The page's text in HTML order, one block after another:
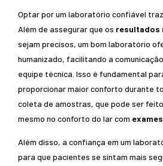
Optar por um laboratório confiável
Além de assegurar que os resultados
sejam precisos, um bom laboratório
humanizado, facilitando a
equipe técnica. Isso é fundamental
proporcionar maior conforto durante
coleta de amostras, que pode ser
mesmo no conforto do lar com
Além disso, a confiança em um
para que pacientes se sintam mais